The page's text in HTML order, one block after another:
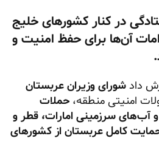
در کنار کشورهای خلیج
آن‌ها برای حفظ امنیت و
داد شورای وزیران عربستان
امنیتی منطقه، حملات
آب‌های سرزمینی امارات، قطر و
کامل عربستان از کشورهای